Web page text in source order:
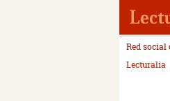
Red
Lecturalia